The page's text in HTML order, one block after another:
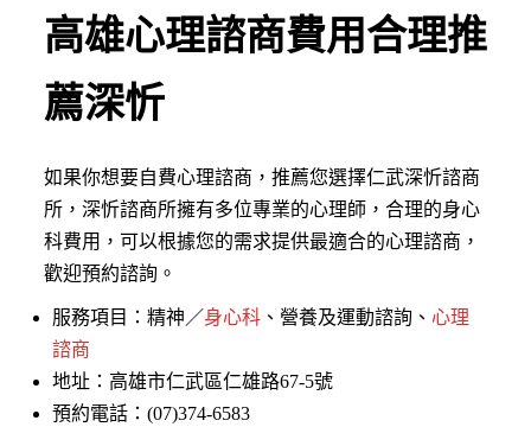
高雄心理諮商費用合理推
薦深忻
如果你想要自費心理諮商，推薦您選擇仁武深忻諮商
所，深忻諮商所擁有多位專業的心理師，合理的身心
科費用，可以根據您的需求提供最適合的心理諮商，
歡迎預約諮詢。
服務項目：精神／身心科、營養及運動諮詢、 心理
諮商
地址：高雄市仁武區仁雄路67-5號
預約電話：(07)374-6583